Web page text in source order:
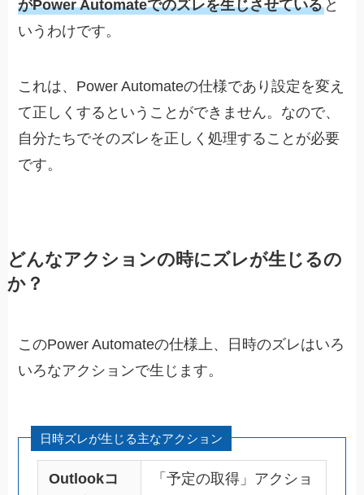
がPower Automateでのズレを生じさせている と
いうわけです。
これは、Power Automateの仕様であり設定を変え
て正しくするということができません。なので、
自分たちでそのズレを正しく処理することが必要
です。
どんなアクションの時にズレが生じるの
か？
このPower Automateの仕様上、日時のズレはいろ
いろなアクションで生じます。
日時ズレが生じる主なアクション
Outlookコ
「予定の取得」アクショ